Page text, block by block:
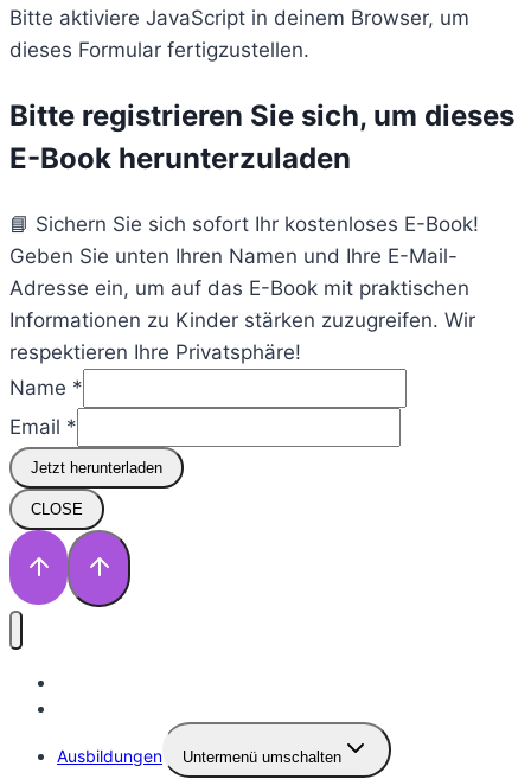
Bitte aktiviere JavaScript in deinem Browser, um
dieses Formular fertigzustellen.
Bitte registrieren Sie sich, um dieses
E-Book herunterzuladen
📘 Sichern Sie sich sofort Ihr kostenloses E-Book!
Geben Sie unten Ihren Namen und Ihre E-Mail-
Adresse ein, um auf das E-Book mit praktischen
Informationen zu Kinder stärken zuzugreifen. Wir
respektieren Ihre Privatsphäre!
Name
um
Sie
Name *
Email *
Jetzt herunterladen
CLOSE
Ausbildungen Untermenü umschalten